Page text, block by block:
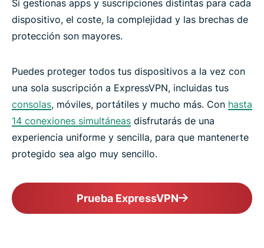
Si gestionas apps y suscripciones distintas para cada
dispositivo, el coste, la complejidad y las brechas de
protección son mayores.
Puedes proteger todos tus dispositivos a la vez con
una sola suscripción a ExpressVPN, incluidas tus
consolas, móviles, portátiles y mucho más. Con hasta
14 conexiones simultáneas disfrutarás de una
experiencia uniforme y sencilla, para que mantenerte
protegido sea algo muy sencillo.
Prueba ExpressVPN